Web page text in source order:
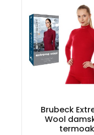
Brubeck
Wool